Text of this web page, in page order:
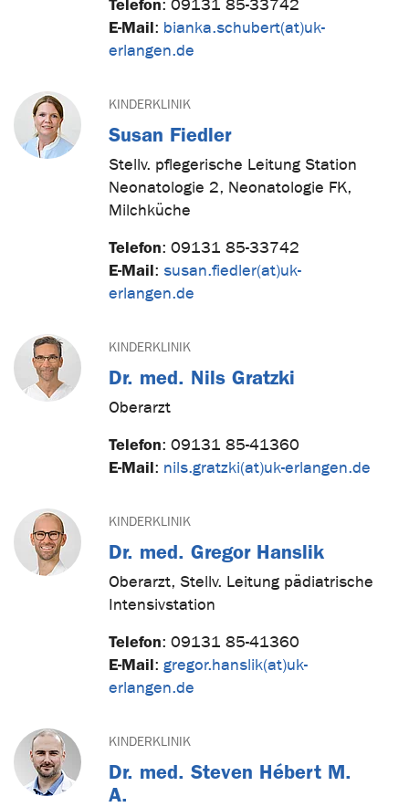
Telefon: 09131 85-33742
E-Mail: bianka.schubert(at)uk-
erlangen.de
KINDERKLINIK
Susan Fiedler
Stellv. pflegerische Leitung Station
Neonatologie 2, Neonatologie FK,
Milchküche
Telefon: 09131 85-33742
E-Mail: susan.fiedler(at)uk-
erlangen.de
KINDERKLINIK
Dr. med. Nils Gratzki
Oberarzt
Telefon: 09131 85-41360
E-Mail: nils.gratzki(at)uk-erlangen.de
KINDERKLINIK
Dr. med. Gregor Hanslik
Oberarzt, Stellv. Leitung pädiatrische
Intensivstation
Telefon: 09131 85-41360
E-Mail: gregor.hanslik(at)uk-
erlangen.de
KINDERKLINIK
Dr. med. Steven Hébert M.
A.